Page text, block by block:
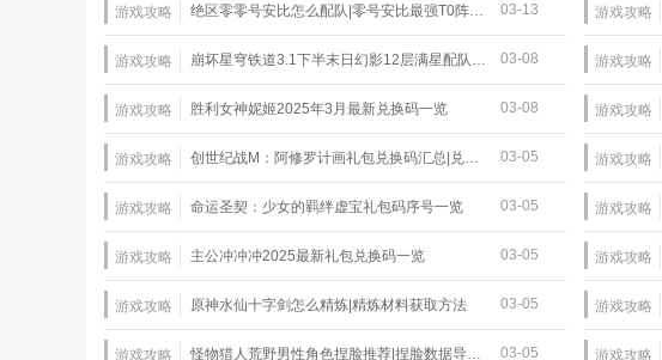
游戏攻略 绝区零零号安比怎么配队|零号安比最强T0阵容推荐 03-13 游戏攻略
游戏攻略 崩坏星穹铁道3.1下半末日幻影12层满星配队推荐 03-08 游戏攻略
游戏攻略 胜利女神妮姬2025年3月最新兑换码一览 03-08 游戏攻略
游戏攻略 创世纪战M：阿修罗计画礼包兑换码汇总|兑换码使用教程 03-05 游戏攻略
游戏攻略 命运圣契：少女的羁绊虚宝礼包码序号一览 03-05 游戏攻略
游戏攻略 主公冲冲冲2025最新礼包兑换码一览 03-05 游戏攻略
游戏攻略 原神水仙十字剑怎么精炼|精炼材料获取方法 03-05 游戏攻略
游戏攻略 怪物猎人荒野男性角色捏脸推荐|捏脸数据导入教程 03-05 游戏攻略